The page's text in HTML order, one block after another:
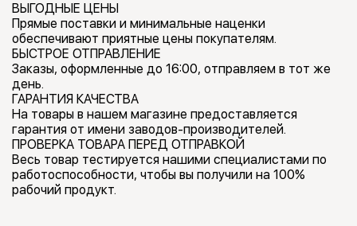
ВЫГОДНЫЕ ЦЕНЫ
Прямые поставки и минимальные наценки
обеспечивают приятные цены покупателям.
БЫСТРОЕ ОТПРАВЛЕНИЕ
Заказы, оформленные до 16:00, отправляем в тот же
день.
ГАРАНТИЯ КАЧЕСТВА
На товары в нашем магазине предоставляется
гарантия от имени заводов-производителей.
ПРОВЕРКА ТОВАРА ПЕРЕД ОТПРАВКОЙ
Весь товар тестируется нашими специалистами по
работоспособности, чтобы вы получили на 100%
рабочий продукт.